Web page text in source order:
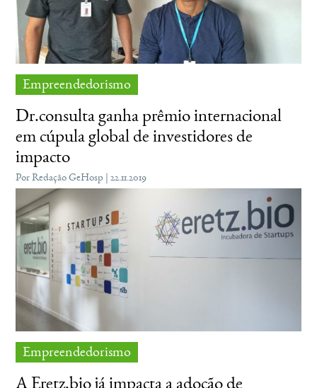
Empreendedorismo
Dr.consulta ganha prêmio internacional
em cúpula global de investidores de
impacto
Por Redação GeHosp | 22.11.2019
Empreendedorismo
A Eretz.bio já impacta a adoção de